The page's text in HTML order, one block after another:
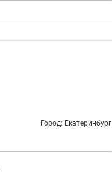
Город: Екатеринбург